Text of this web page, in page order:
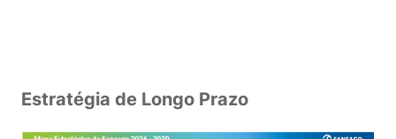
Estratégia de Longo Prazo